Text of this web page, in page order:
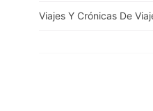
Viajes Y Crónicas De